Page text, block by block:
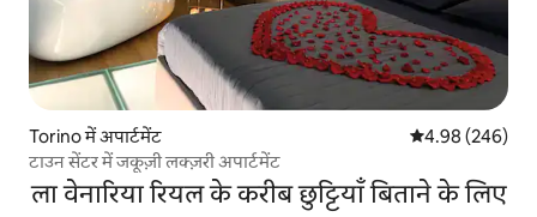
Torino में अपार्टमेंट औसत रेटिंग 5 में से
4.98 (246)
टाउन सेंटर में जकूज़ी लक्ज़री अपार्टमेंट
ला वेनारिया रियल के करीब छुट्टियाँ बिताने के लिए